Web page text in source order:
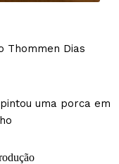
Thommen Dias
uma porca em